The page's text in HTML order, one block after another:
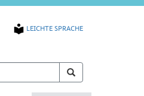
LEICHTE SPRACHE
Suchen